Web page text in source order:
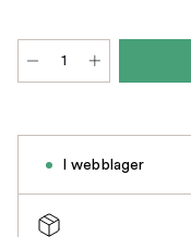
I webblager